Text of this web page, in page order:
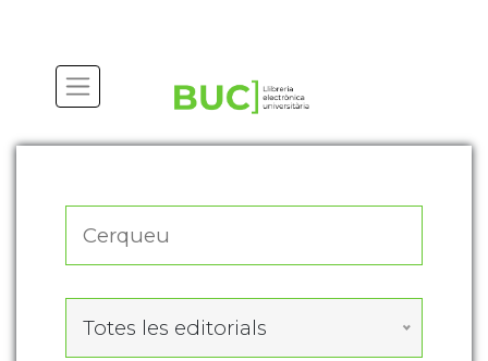
Totes les editorials